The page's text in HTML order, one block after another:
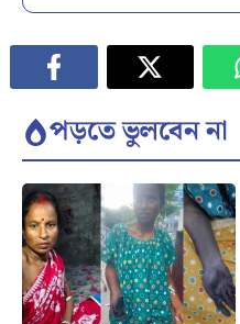
পড়তে ভুলবেন না